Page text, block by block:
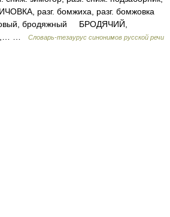
разг. бомжиха, разг. бомжовка
бродяжный БРОДЯЧИЙ,
…
Словарь-тезаурус синонимов русской речи